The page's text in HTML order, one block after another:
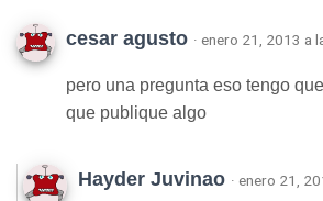
cesar agusto · enero 21, 2013 a
pero una pregunta eso tengo
que publique algo
Hayder Juvinao · enero 21,